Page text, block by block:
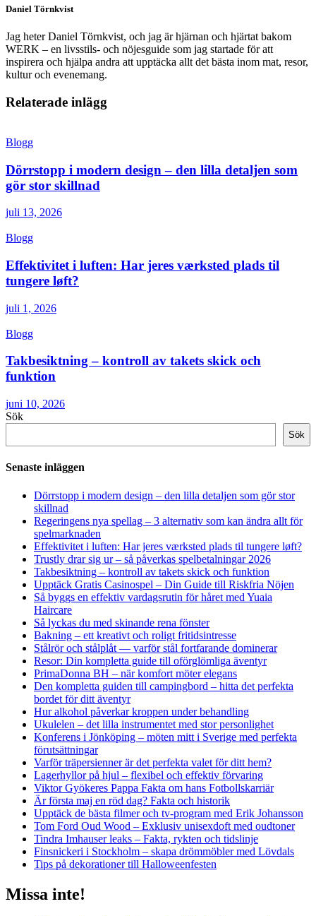
Daniel Törnkvist
Jag heter Daniel Törnkvist, och jag är hjärnan och hjärtat bakom
WERK – en livsstils- och nöjesguide som jag startade för att
inspirera och hjälpa andra att upptäcka allt det bästa inom mat, resor,
kultur och evenemang.
Relaterade inlägg
Blogg
Dörrstopp i modern design – den lilla detaljen som
gör stor skillnad
juli 13, 2026
Blogg
Effektivitet i luften: Har jeres værksted plads til
tungere løft?
juli 1, 2026
Blogg
Takbesiktning – kontroll av takets skick och
funktion
juni 10, 2026
Sök
Sök
Senaste inläggen
Dörrstopp i modern design – den lilla detaljen som gör stor
skillnad
Regeringens nya spellag – 3 alternativ som kan ändra allt för
spelmarknaden
Effektivitet i luften: Har jeres værksted plads til tungere løft?
Trustly drar sig ur – så påverkas spelbetalningar 2026
Takbesiktning – kontroll av takets skick och funktion
Upptäck Gratis Casinospel – Din Guide till Riskfria Nöjen
Så byggs en effektiv vardagsrutin för håret med Yuaia
Haircare
Så lyckas du med skinande rena fönster
Bakning – ett kreativt och roligt fritidsintresse
Stålrör och stålplåt — varför stål fortfarande dominerar
Resor: Din kompletta guide till oförglömliga äventyr
PrimaDonna BH – när komfort möter elegans
Den kompletta guiden till campingbord – hitta det perfekta
bordet för ditt äventyr
Hur alkohol påverkar kroppen under behandling
Ukulelen – det lilla instrumentet med stor personlighet
Konferens i Jönköping – möten mitt i Sverige med perfekta
förutsättningar
Varför träpersienner är det perfekta valet för ditt hem?
Lagerhyllor på hjul – flexibel och effektiv förvaring
Viktor Gyökeres Pappa Fakta om hans Fotbollskarriär
Är första maj en röd dag? Fakta och historik
Upptäck de bästa filmer och tv-program med Erik Johansson
Tom Ford Oud Wood – Exklusiv unisexdoft med oudtoner
Tindra Imhauser leaks – Fakta, rykten och tidslinje
Finsnickeri i Stockholm – skapa drömmöbler med Lövdals
Tips på dekorationer till Halloweenfesten
Missa inte!